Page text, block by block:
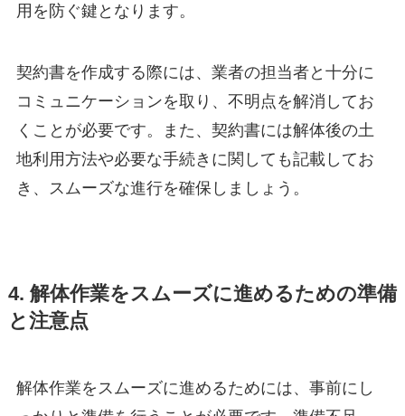
用を防ぐ鍵となります。
契約書を作成する際には、業者の担当者と十分に
コミュニケーションを取り、不明点を解消してお
くことが必要です。また、契約書には解体後の土
地利用方法や必要な手続きに関しても記載してお
き、スムーズな進行を確保しましょう。
4. 解体作業をスムーズに進めるための準備
と注意点
解体作業をスムーズに進めるためには、事前にし